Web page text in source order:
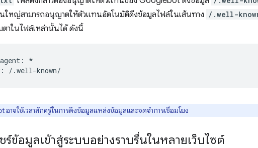
นใหญ่สามารถอนุญาตให้ตัวแทนอัตโนมัติดึงข้อมูลไฟล์ในเส้นทาง /.well-
ตาในไฟล์เหล่านั้นได้ ดังนี้
*
อาจใช้เวลาสักครู่ในการดึงข้อมูลแหล่งข้อมูลและจดจำการเชื่อมโยง
ร์ข้อมูลเข้าสู่ระบบอย่างราบรื่นในหลายเว็บไซต์